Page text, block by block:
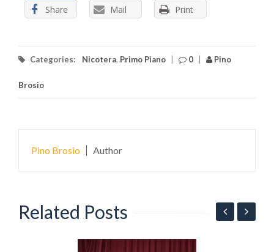
Share
Mail Print
Categories: Nicotera, Primo Piano 0 Pino
Brosio
Pino Brosio Author
Related Posts